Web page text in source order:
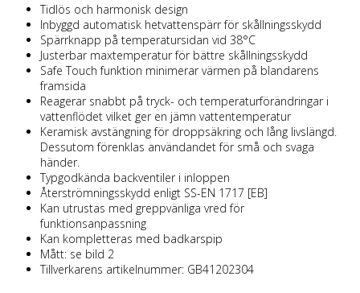
Tidlös och harmonisk design
Inbyggd automatisk hetvattenspärr för skållningsskydd
Spärrknapp på temperatursidan vid 38°C
Justerbar maxtemperatur för bättre skållningsskydd
Safe Touch funktion minimerar värmen på blandarens
framsida
Reagerar snabbt på tryck- och temperaturförändringar i
vattenflödet vilket ger en jämn vattentemperatur
Keramisk avstängning för droppsäkring och lång livslängd.
Dessutom förenklas användandet för små och svaga
händer.
Typgodkända backventiler i inloppen
Återströmningsskydd enligt SS-EN 1717 [EB]
Kan utrustas med greppvänliga vred för
funktionsanpassning
Kan kompletteras med badkarspip
Mått: se bild 2
Tillverkarens artikelnummer: GB41202304